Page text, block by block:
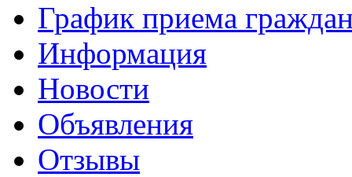
График приема
Информация
Новости
Объявления
Отзывы